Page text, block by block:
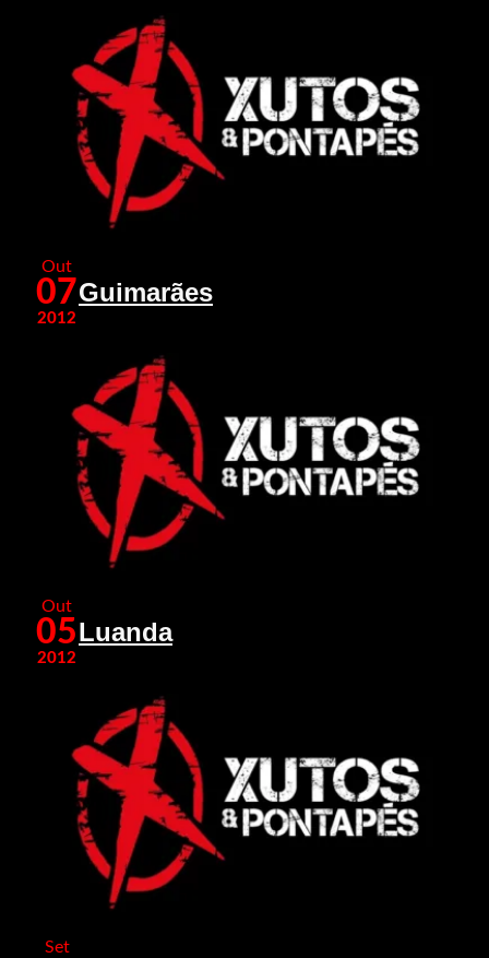
Out
07
2012
Guimarães
Out
05
2012
Luanda
Set